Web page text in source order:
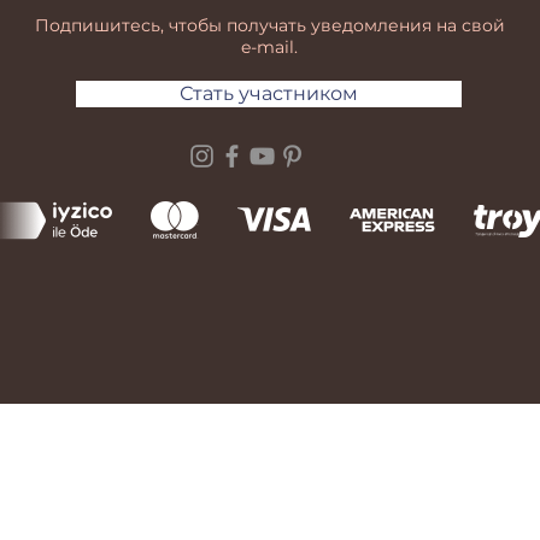
Подпишитесь, чтобы получать уведомления на свой
e-mail.
Стать участником